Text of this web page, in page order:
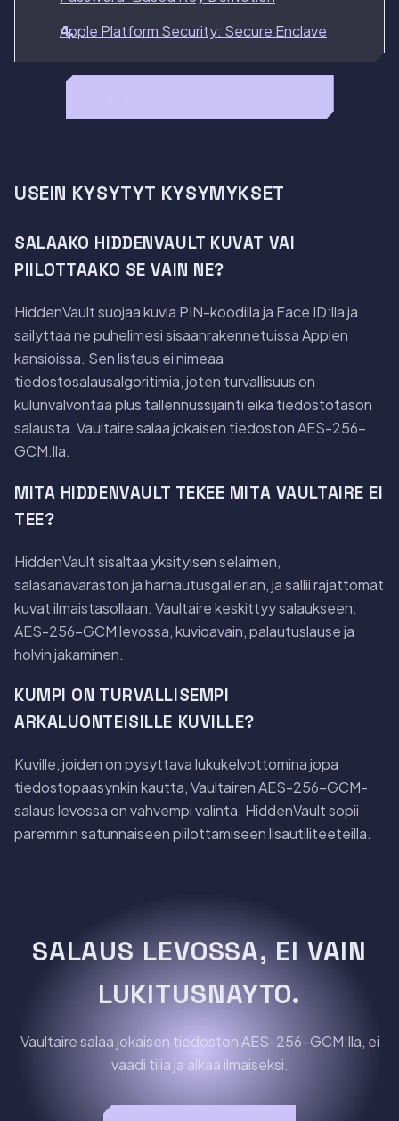
Apple Platform Security: Secure Enclave
USEIN KYSYTYT KYSYMYKSET
SALAAKO HIDDENVAULT KUVAT VAI
PIILOTTAAKO SE VAIN NE?
HiddenVault suojaa kuvia PIN-koodilla ja Face ID:lla ja
sailyttaa ne puhelimesi sisaanrakennetuissa Applen
kansioissa. Sen listaus ei nimeaa
tiedostosalausalgoritimia, joten turvallisuus on
kulunvalvontaa plus tallennussijainti eika tiedostotason
salausta. Vaultaire salaa jokaisen tiedoston AES-256-
GCM:lla.
MITA HIDDENVAULT TEKEE MITA VAULTAIRE EI
TEE?
HiddenVault sisaltaa yksityisen selaimen,
salasanavaraston ja harhautusgallerian, ja sallii rajattomat
kuvat ilmaistasollaan. Vaultaire keskittyy salaukseen:
AES-256-GCM levossa, kuvioavain, palautuslause ja
holvin jakaminen.
KUMPI ON TURVALLISEMPI
ARKALUONTEISILLE KUVILLE?
Kuville, joiden on pysyttava lukukelvottomina jopa
tiedostopaasynkin kautta, Vaultairen AES-256-GCM-
salaus levossa on vahvempi valinta. HiddenVault sopii
paremmin satunnaiseen piilottamiseen lisautiliteeteilla.
SALAUS LEVOSSA, EI VAIN
LUKITUSNAYTO.
Vaultaire salaa jokaisen tiedoston AES-256-GCM:lla, ei
vaadi tilia ja alkaa ilmaiseksi.